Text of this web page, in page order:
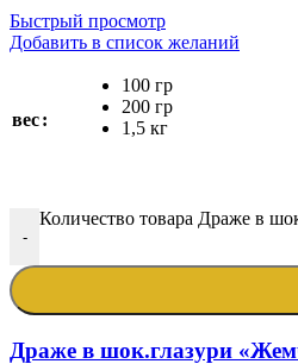
Быстрый просмотр
Добавить в список желаний
вес
100 гр
200 гр
1,5 кг
-
Количество товара Драже в
Драже в шок.глазури